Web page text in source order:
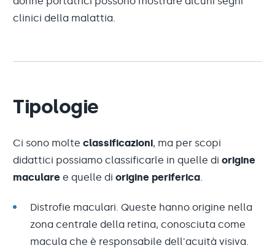
clinici della malattia.
Tipologie
Ci sono molte classificazioni, ma per scopi
didattici possiamo classificarle in quelle di origine
maculare e quelle di origine periferica.
Distrofie maculari. Queste hanno origine nella
zona centrale della retina, conosciuta come
macula che è responsabile dell'acuità visiva.